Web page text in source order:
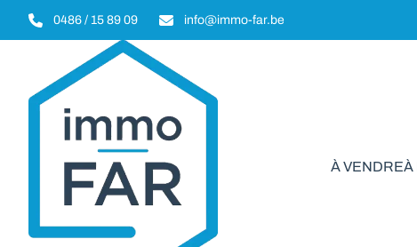
Aller au contenu principal
0486 / 15 89 09 info@immo-far.be
À VENDREÀ